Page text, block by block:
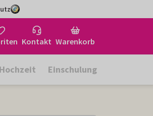
Kontakt Warenkorb
Hochzeit Einschulung